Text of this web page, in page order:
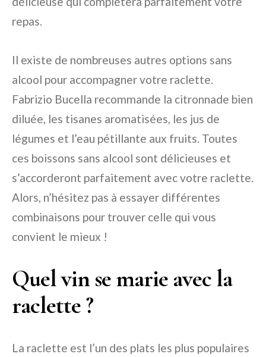
repas.
Il existe de nombreuses autres options sans
alcool pour accompagner votre raclette.
Fabrizio Bucella recommande la citronnade bien
diluée, les tisanes aromatisées, les jus de
légumes et l’eau pétillante aux fruits. Toutes
ces boissons sans alcool sont délicieuses et
s’accorderont parfaitement avec votre raclette.
Alors, n’hésitez pas à essayer différentes
combinaisons pour trouver celle qui vous
convient le mieux !
Quel vin se marie avec la
raclette ?
La raclette est l’un des plats les plus populaires